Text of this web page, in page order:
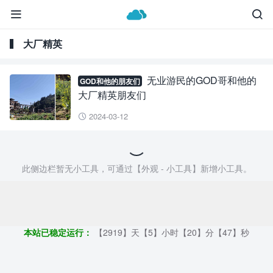


大厂精英
GOD和他的朋友们
无业游民的GOD哥和他的
大厂精英朋友们
 2024-03-12
此侧边栏暂无小工具，可通过【外观 - 小工具】新增小工具。
本站已稳定运行：
【2919】天【5】小时【20】分【48】秒